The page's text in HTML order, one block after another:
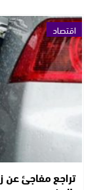
اقتصاد
تراجع مفاجئ عن